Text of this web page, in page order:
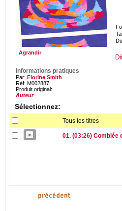
Agrandir
Informations pratiques
Par: Florine Smith
Réf: M002887
Produit original:
Auteur
Sélectionnez:
Tous les titres
01. (03:26) Comblée